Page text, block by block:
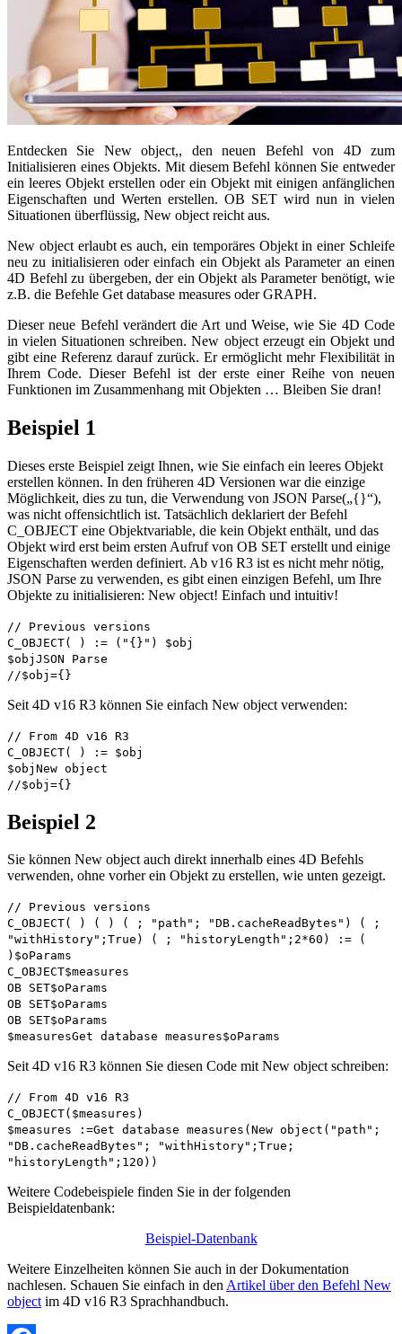
Entdecken Sie New object,, den neuen Befehl von 4D zum
Initialisieren eines Objekts. Mit diesem Befehl können Sie entweder
ein leeres Objekt erstellen oder ein Objekt mit einigen anfänglichen
Eigenschaften und Werten erstellen. OB SET wird nun in vielen
Situationen überflüssig, New object reicht aus.
New objecterlaubt es auch, ein temporäres Objekt in einer Schleife
neu zu initialisieren oder einfach ein Objekt als Parameter an einen
4D Befehl zu übergeben, der ein Objekt als Parameter benötigt, wie
z.B. die Befehle Get database measures oderGRAPH.
Dieser neue Befehl verändert die Art und Weise, wie Sie 4D Code
in vielen Situationen schreiben.New objecterzeugt ein Objekt und
gibt eine Referenz darauf zurück. Er ermöglicht mehr Flexibilität in
Ihrem Code.Dieser Befehl ist der erste einer Reihe von neuen
Funktionen im Zusammenhang mit Objekten … Bleiben Sie dran!
Beispiel 1
Dieses erste Beispiel zeigt Ihnen, wie Sie einfach ein leeres Objekt
erstellen können. In den früheren 4D Versionen war die einzige
Möglichkeit, dies zu tun, die Verwendung von JSON Parse(„{}“),
was nicht offensichtlich ist. Tatsächlich deklariert der Befehl
C_OBJECT eine Objektvariable, die kein Objekt enthält, und das
Objekt wird erst beim ersten Aufruf von OB SET erstellt und einige
Eigenschaften werden definiert. Ab v16 R3 ist es nicht mehr nötig,
JSON Parse zu verwenden, es gibt einen einzigen Befehl, um Ihre
Objekte zu initialisieren: New object! Einfach und intuitiv!
// Previous versions
C_OBJECT( ) := ("{}") $obj
$obj JSON Parse
//$obj={}
Seit 4D v16 R3 können Sie einfach New object verwenden:
// From 4D v16 R3
C_OBJECT( ) := $obj
$obj New object
//$obj={}
Beispiel 2
Sie können New objectauch direkt innerhalb eines 4D Befehls
verwenden, ohne vorher ein Objekt zu erstellen, wie unten gezeigt.
// Previous versions
C_OBJECT( ) ( ) ( ; "path"; "DB.cacheReadBytes") ( ;
"withHistory";True) ( ; "historyLength";2*60) := (
) $oParams
C_OBJECT$measures
OB SET$oParams
OB SET$oParams
OB SET$oParams
$measuresGet database measures$oParams
Seit 4D v16 R3 können Sie diesen Code mitNew objectschreiben:
// From 4D v16 R3
C_OBJECT( $measures )
$measures :=Get database measures ( New object ("path";
"DB.cacheReadBytes"; "withHistory";True;
"historyLength";120))
Weitere Codebeispiele finden Sie in der folgenden
Beispieldatenbank:
Beispiel-Datenbank
Weitere Einzelheiten können Sie auch in der Dokumentation
nachlesen. Schauen Sie einfach in denArtikel über den Befehl New
objectim 4D v16 R3 Sprachhandbuch.